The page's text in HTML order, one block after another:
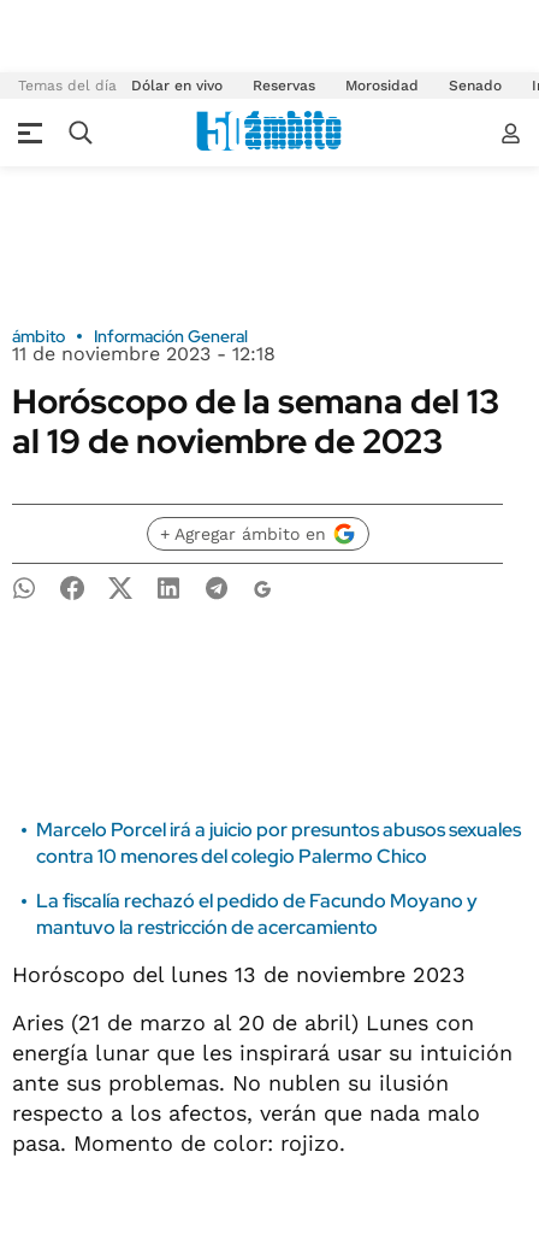
Temas del día Dólar en vivo Reservas Morosidad Senado
ámbito Información General
11 de noviembre 2023 - 12:18
Horóscopo de la semana del 13
al 19 de noviembre de 2023
+ Agregar ámbito en
Marcelo Porcel irá a juicio por presuntos abusos sexuales
contra 10 menores del colegio Palermo Chico
La fiscalía rechazó el pedido de Facundo Moyano y
mantuvo la restricción de acercamiento
Horóscopo del lunes 13 de noviembre 2023
Aries (21 de marzo al 20 de abril) Lunes con
energía lunar que les inspirará usar su intuición
ante sus problemas. No nublen su ilusión
respecto a los afectos, verán que nada malo
pasa. Momento de color: rojizo.